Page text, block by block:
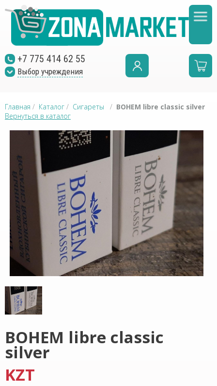
+7 775 414 62 55
Выбор учреждения
Главная / Каталог / Сигареты / BOHEM libre classic silver
Вернуться в каталог
BOHEM libre classic
silver
KZT